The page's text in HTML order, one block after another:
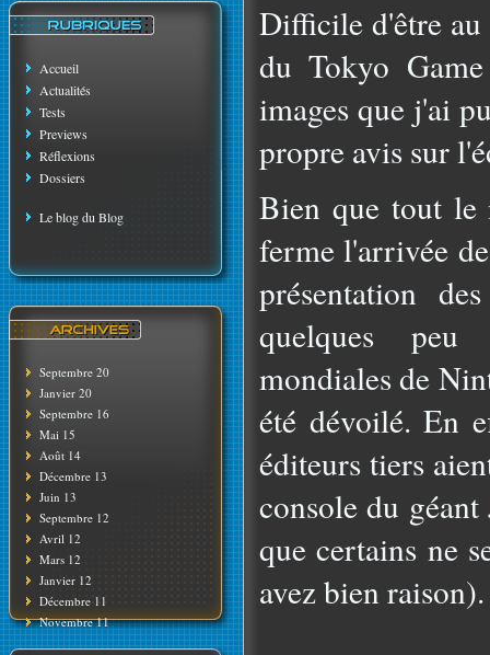
Accueil
Actualités
Tests
Previews
Réflexions
Dossiers
Le blog du Blog
Septembre 20
Janvier 20
Septembre 16
Mai 15
Août 14
Décembre 13
Juin 13
Septembre 12
Avril 12
Mars 12
Janvier 12
Décembre 11
Novembre 11
Difficile d'être au
du Tokyo
images que j'ai
propre avis sur
Bien que tout le
ferme l'arrivée
présentation
quelques peu
mondiales de
été dévoilé. En
éditeurs tiers
console du
que certains ne
avez bien raison).